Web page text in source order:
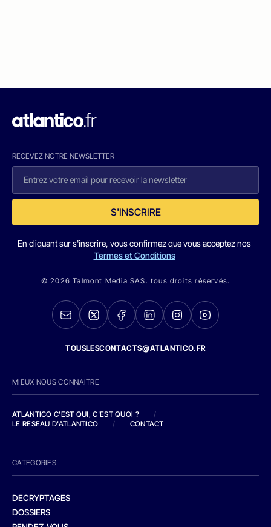
RECEVEZ NOTRE NEWSLETTER
S'INSCRIRE
En cliquant sur s'inscrire, vous confirmez que vous acceptez nos
Termes et Conditions
© 2026 Talmont Media SAS. tous droits réservés.
TOUSLESCONTACTS@ATLANTICO.FR
MIEUX NOUS CONNAITRE
ATLANTICO C'EST QUI, C'EST QUOI ?
/
LE RESEAU D'ATLANTICO
/ CONTACT
CATEGORIES
DECRYPTAGES
DOSSIERS